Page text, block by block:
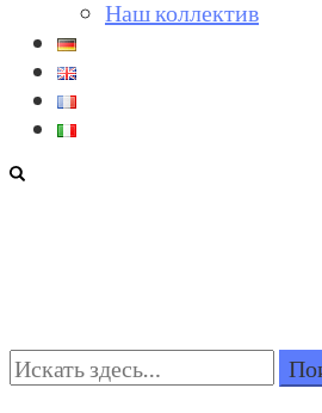
Наш коллектив
Поиск: